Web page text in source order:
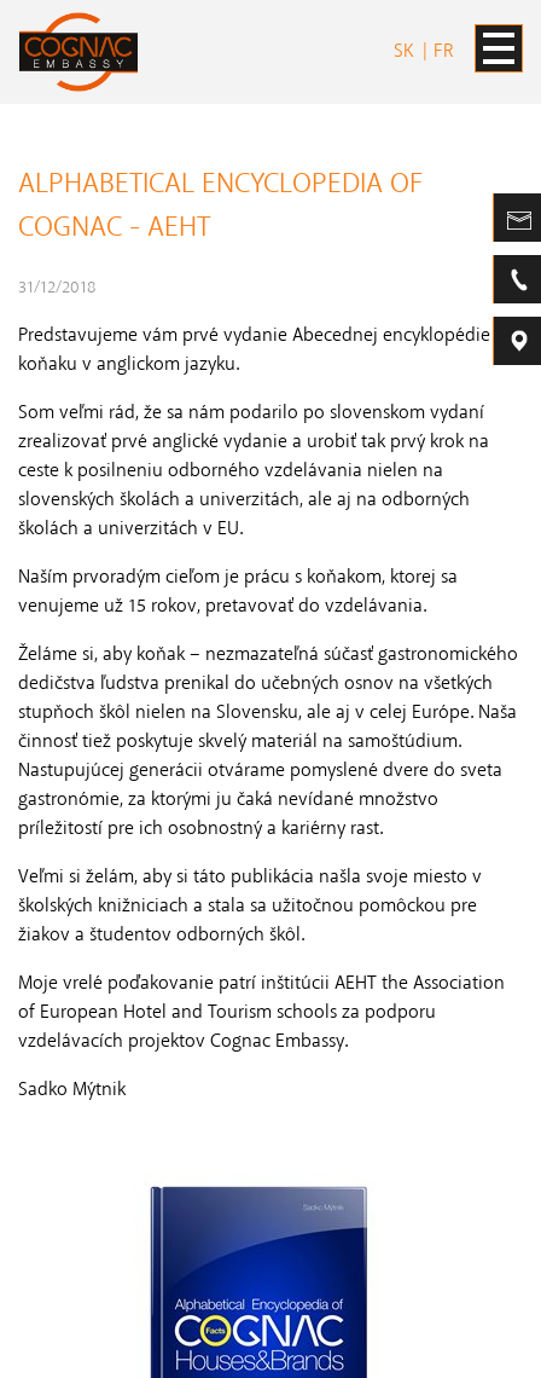
SK FR
ALPHABETICAL ENCYCLOPEDIA OF
COGNAC - AEHT
31/12/2018
Predstavujeme vám prvé vydanie Abecednej encyklopédie o
koňaku v anglickom jazyku.
Som veľmi rád, že sa nám podarilo po slovenskom vydaní
zrealizovať prvé anglické vydanie a urobiť tak prvý krok na
ceste k posilneniu odborného vzdelávania nielen na
slovenských školách a univerzitách, ale aj na odborných
školách a univerzitách v EU.
Naším prvoradým cieľom je prácu s koňakom, ktorej sa
venujeme už 15 rokov, pretavovať do vzdelávania.
Želáme si, aby koňak – nezmazateľná súčasť gastronomického
dedičstva ľudstva prenikal do učebných osnov na všetkých
stupňoch škôl nielen na Slovensku, ale aj v celej Európe. Naša
činnosť tiež poskytuje skvelý materiál na samoštúdium.
Nastupujúcej generácii otvárame pomyslené dvere do sveta
gastronómie, za ktorými ju čaká nevídané množstvo
príležitostí pre ich osobnostný a kariérny rast.
Veľmi si želám, aby si táto publikácia našla svoje miesto v
školských knižniciach a stala sa užitočnou pomôckou pre
žiakov a študentov odborných škôl.
Moje vrelé poďakovanie patrí inštitúcii AEHT the Association
of European Hotel and Tourism schools za podporu
vzdelávacích projektov Cognac Embassy.
Sadko Mýtnik